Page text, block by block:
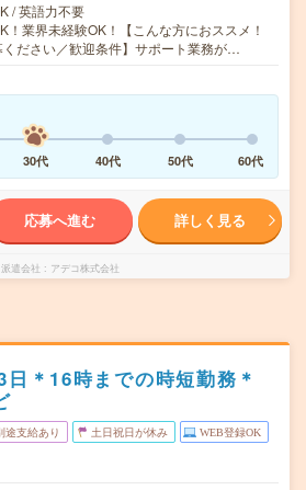
/ 英語力不要
！業界未経験OK！【こんな方におススメ！
ください／歓迎条件】サポート業務が…
30代 40代 50代 60代
応募へ進む 詳しく見る
派遣会社 アデコ株式会社
＊16時までの時短勤務＊
途支給あり 土日祝日が休み WEB登録OK